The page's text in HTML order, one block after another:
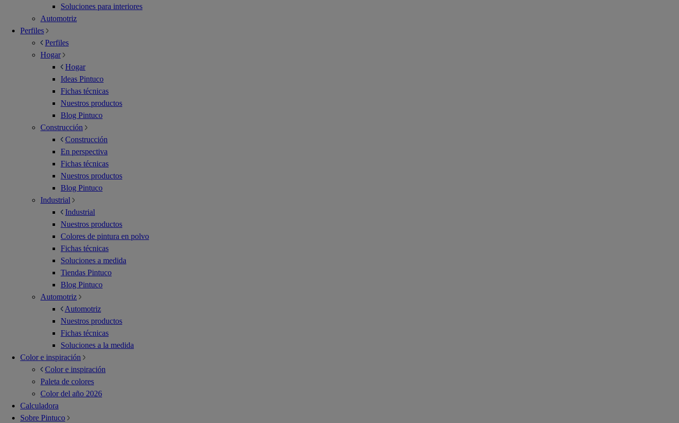
Soluciones para interiores
Automotriz
Perfiles
Perfiles
Hogar
Hogar
Ideas Pintuco
Fichas técnicas
Nuestros productos
Blog Pintuco
Construcción
Construcción
En perspectiva
Fichas técnicas
Nuestros productos
Blog Pintuco
Industrial
Industrial
Nuestros productos
Colores de pintura en polvo
Fichas técnicas
Soluciones a medida
Tiendas Pintuco
Blog Pintuco
Automotriz
Automotriz
Nuestros productos
Fichas técnicas
Soluciones a la medida
Color e inspiración
Color e inspiración
Paleta de colores
Color del año 2026
Calculadora
Sobre Pintuco